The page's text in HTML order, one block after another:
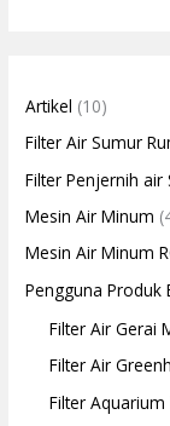
Artikel (10)
Filter Air Sumur
Filter Penjernih air
Mesin Air Minum
Mesin Air Minum
Pengguna Produk
Filter Air Gerai
Filter Air
Filter